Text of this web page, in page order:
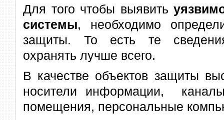
Для того чтобы выявить
системы, необходимо
защиты. То есть те
охранять лучше всего.
В качестве объектов защиты
носители информации,
помещения, персональные